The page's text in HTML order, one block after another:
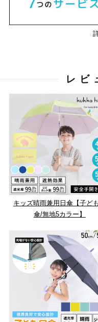
レビ
キッズ晴雨兼用日傘【子ど
傘/無地5カラー】